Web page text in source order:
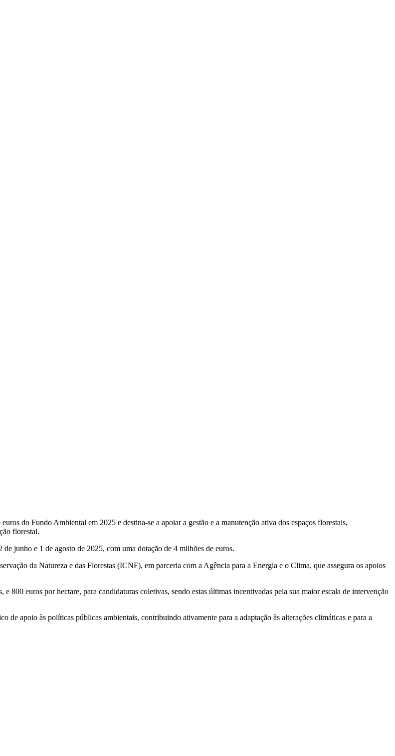
do Fundo Ambiental em 2025 e destina-se a apoiar a gestão e a manutenção ativa dos espaços florestais,
florestal.
junho e 1 de agosto de 2025, com uma dotação de 4 milhões de euros.
da Natureza e das Florestas (ICNF), em parceria com a Agência para a Energia e o Clima, que assegura os apoios
800 euros por hectare, para candidaturas coletivas, sendo estas últimas incentivadas pela sua maior escala de intervenção
apoio às políticas públicas ambientais, contribuindo ativamente para a adaptação às alterações climáticas e para a